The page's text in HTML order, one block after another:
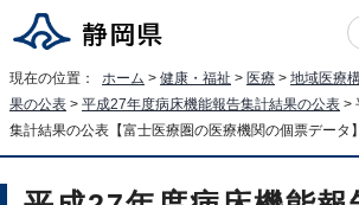
現在の位置： ホーム > 健康・福祉 > 医療 > 地域医療
果の公表 > 平成27年度病床機能報告集計結果の公表 >
集計結果の公表【富士医療圏の医療機関の個票データ】